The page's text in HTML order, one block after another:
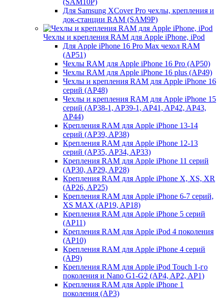
(SAM10P)
Для Samsung XCover Pro чехлы, крепления и
док-станции RAM (SAM9P)
Чехлы и крепления RAM для Apple iPhone, iPod
Для Apple iPhone 16 Pro Max чехол RAM
(AP51)
Чехлы RAM для Apple iPhone 16 Pro (AP50)
Чехлы RAM для Apple iPhone 16 plus (AP49)
Чехлы и крепления RAM для Apple iPhone 16
серий (AP48)
Чехлы и крепления RAM для Apple iPhone 15
серий (AP38-1, AP39-1, AP41, AP42, AP43,
AP44)
Крепления RAM для Apple iPhone 13-14
серий (AP39, AP38)
Крепления RAM для Apple iPhone 12-13
серий (AP35, AP34, AP33)
Крепления RAM для Apple iPhone 11 серий
(AP30, AP29, AP28)
Крепления RAM для Apple iPhone X, XS, XR
(AP26, AP25)
Крепления RAM для Apple iPhone 6-7 серий,
XS MAX (AP19, AP18)
Крепления RAM для Apple iPhone 5 серий
(AP11)
Крепления RAM для Apple iPod 4 поколения
(AP10)
Крепления RAM для Apple iPhone 4 серий
(AP9)
Крепления RAM для Apple iPod Touch 1-го
поколения и Nano G1-G2 (AP4, AP2, AP1)
Крепления RAM для Apple iPhone 1
поколения (AP3)